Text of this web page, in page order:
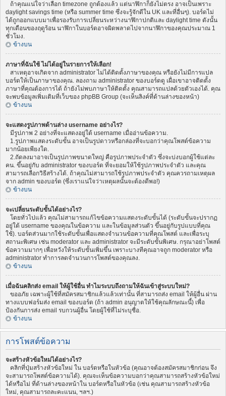
ถ้าคุณแน่ใจว่าเลือก timezone ถูกต้องแล้ว แต่นาฬิกาก็ยังไม่ตรง อาจเป็นเพราะ
daylight savings time (หรือ summer time ซึ่งจะรู้จักดีใน UK และที่อื่นๆ). บอร์ดไม่
ได้ถูกออกแบบมาเพื่อรองรับการเปลี่ยนระหว่างนาฬิกาปกติและ daylight time ดังนั้น
ทุกเดือนของฤดูร้อน นาฬิกาในบอร์ดอาจผิดพลาดไปจากนาฬิกาของคุณประมาณ 1
ชั่วโมง.
ข้างบน
ภาษาที่ฉันใช้ ไม่ได้อยู่ในรายการให้เลือก!
สาเหตุอาจเกิดจาก administrator ไม่ได้ติดตั้งภาษาของคุณ หรือยังไม่มีการแปล
บอร์ดให้เป็นภาษาของคุณ. ลองถาม administrator ของบอร์ดดู เผื่อเขาอาจติดตั้ง
ภาษาที่คุณต้องการได้ ถ้ายังไม่พบภาษาให้ติดตั้ง คุณสามารถแปลด้วยตัวเองได้. คุณ
จะพบข้อมูลเพิ่มเติมที่เว็บของ phpBB Group (จะเห็นลิงค์ที่ด้านล่างของหน้า)
ข้างบน
จะแสดงรูปภาพด้านล่าง username อย่างไร?
มีรูปภาพ 2 อย่างที่จะแสดงอยู่ใต้ username เมื่ออ่านข้อความ.
1.รูปภาพแสดงระดับขั้น อาจเป็นรูปดาวหรือกล่องที่จะบอกว่าคุณโพสต์ข้อความ
มากน้อยเพียงใด.
2.ถัดลงมาอาจเป็นรูปภาพขนาดใหญ่ คือรูปภาพประจำตัว ซึ่งจะบ่งบอกผู้ใช้แต่ละ
คน. ขึ้นอยู่กับ administrator ของบอร์ด ที่จะยอมให้ใช้รูปภาพประจำตัว และคุณ
สามารถเลือกวิธีสร้างได้. ถ้าคุณไม่สามารถใช้รูปภาพประจำตัว คุณควรถามเหตุผล
จาก admin ของบอร์ด (ซึ่งเราแน่ใจว่าเหตุผลนั้นจะต้องดีพอ!)
ข้างบน
จะเปลี่ยนระดับขั้นได้อย่างไร?
โดยทั่วไปแล้ว คุณไม่สามารถแก้ไขข้อความแสดงระดับขั้นได้ (ระดับขั้นจะปรากฏ
อยู่ใต้ username ของคุณในข้อความ และในข้อมูลส่วนตัว ขึ้นอยู่กับรูปแบบที่คุณ
ใช้). บอร์ดส่วนมากใช้ระดับขั้นเพื่อแสดงจำนวนข้อความที่คุณโพสต์ และเพื่อระบุ
สถานะพิเศษ เช่น moderator และ administrator จะมีระดับขั้นพิเศษ. กรุณาอย่าโพสต์
ข้อความมากๆ เพื่อหวังให้ระดับขั้นเพิ่มขึ้น เพราะบางทีคุณอาจถูก moderator หรือ
administrator ทำการลดจำนวนการโพสต์ของคุณลง.
ข้างบน
เมื่อฉันคลิกส่ง email ให้ผู้ใช้อื่น ทำไมระบบถึงถามให้ฉันเข้าสู่ระบบใหม่?
ขออภัย เฉพาะผู้ใช้ที่สมัครสมาชิกแล้วแล้วเท่านั้น ที่สามารถส่ง email ให้ผู้อื่น ผ่าน
ทางแบบฟอร์มส่ง email ของบอร์ด (ถ้า admin อนุญาตให้ใช้คุณลักษณะนี้) เพื่อ
ป้องกันการส่ง email รบกวนผู้อื่น โดยผู้ใช้ที่ไม่ระบุชื่อ.
ข้างบน
การโพสต์ข้อความ
จะสร้างหัวข้อใหม่ได้อย่างไร?
คลิกที่ปุ่มสร้างหัวข้อใหม่ ใน บอร์ดหรือในหัวข้อ (คุณอาจต้องสมัครสมาชิกก่อน จึง
จะสามารถโพสต์ข้อความได้). คุณจะเห็นข้อความบอกว่าคุณสามารถสร้างหัวข้อใหม่
ได้หรือไม่ ที่ด้านล่างของหน้าใน บอร์ดหรือในหัวข้อ (เช่น คุณสามารถสร้างหัวข้อ
ใหม่, คุณสามารถละคะแนน, ฯลฯ.)